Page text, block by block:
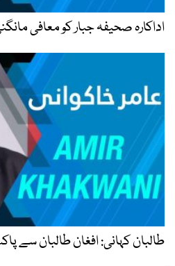
اداکارہ صحیفہ جبار کو معافی
طالبان کہانی: افغان طالبان سے